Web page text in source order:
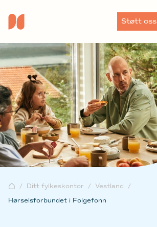
Støtt oss
Ditt fylkeskontor
Vestland
Hørselsforbundet i Folgefonn